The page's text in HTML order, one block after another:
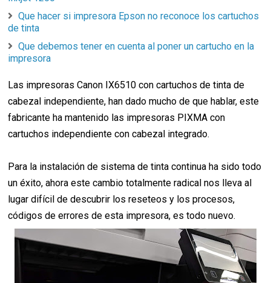
Que hacer si impresora Epson no reconoce los cartuchos
de tinta
Que debemos tener en cuenta al poner un cartucho en la
impresora
Las impresoras Canon IX6510 con cartuchos de tinta de
cabezal independiente, han dado mucho de que hablar, este
fabricante ha mantenido las impresoras PIXMA con
cartuchos independiente con cabezal integrado.
Para la instalación de sistema de tinta continua ha sido todo
un éxito, ahora este cambio totalmente radical nos lleva al
lugar difícil de descubrir los reseteos y los procesos,
códigos de errores de esta impresora, es todo nuevo.